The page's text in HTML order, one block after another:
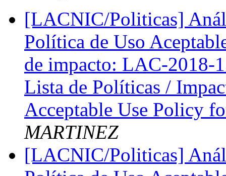
[LACNIC/Politicas]
Política de Uso
de impacto: LAC-2018-
Lista de Políticas /
Acceptable Use Policy
MARTINEZ
[LACNIC/Politicas]